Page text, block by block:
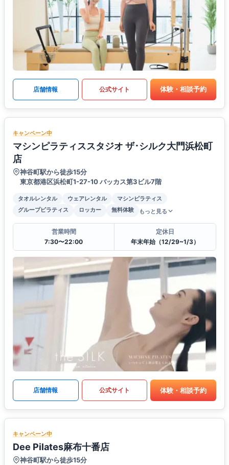
店舗情報 公式サイト 体験・相談予約
キャンペーン中
マシンピラティススタジオ ザ･シルク大門浜松町
店
神谷町駅から徒歩15分
東京都港区浜松町1-27-10 バッカス第3ビル7階
タオルレンタル ウェアレンタル
マシンピラティス
グループピラティス
ロッカー 無料体験 もっと見る
営業時間
7:30〜22:00
定休日
年末年始（12/29~1/3）
店舗情報 公式サイト 体験・相談予約
キャンペーン中
Dee Pilates麻布十番店
神谷町駅から徒歩15分